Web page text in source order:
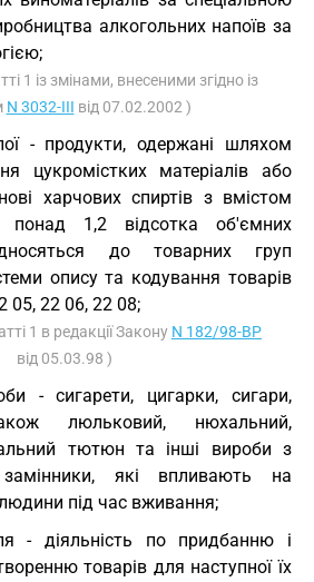
алкогольних напоїв за
1 із змінами, внесеними згідно із
N 3032-III від 07.02.2002 )
- продукти, одержані шляхом
цукромістких матеріалів або
харчових спиртів з вмістом
понад 1,2 відсотка об'ємних
до товарних груп
опису та кодування товарів
05, 22 06, 22 08;
1 в редакції Закону N 182/98-ВР
від 05.03.98 )
- сигарети, цигарки, сигари,
люльковий, нюхальний,
тютюн та інші вироби з
які впливають на
людини під час вживання;
- діяльність по придбанню і
товарів для наступної їх